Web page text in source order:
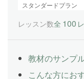
スタンダードプラン
レッスン数全 100
教材のサンプ
こんな方にお